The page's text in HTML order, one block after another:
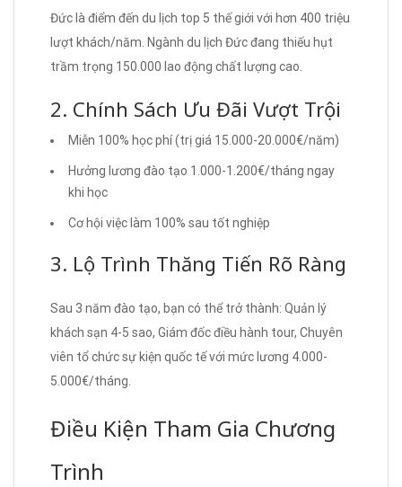
Đức là điểm đến du lịch top 5 thế giới với hơn 400 triệu
lượt khách/năm. Ngành du lịch Đức đang thiếu hụt
trầm trọng 150.000 lao động chất lượng cao.
2. Chính Sách Ưu Đãi Vượt Trội
Miễn 100% học phí (trị giá 15.000-20.000€/năm)
Hưởng lương đào tạo 1.000-1.200€/tháng ngay
khi học
Cơ hội việc làm 100% sau tốt nghiệp
3. Lộ Trình Thăng Tiến Rõ Ràng
Sau 3 năm đào tạo, bạn có thể trở thành: Quản lý
khách sạn 4-5 sao, Giám đốc điều hành tour, Chuyên
viên tổ chức sự kiện quốc tế với mức lương 4.000-
5.000€/tháng.
Điều Kiện Tham Gia Chương
Trình